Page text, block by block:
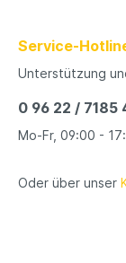
Service-
Unterstützung
0 96 22 / 7185
Mo-Fr, 09:00 -
Oder über unser